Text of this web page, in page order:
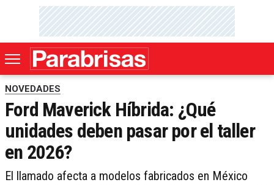
NOVEDADES
Ford Maverick Híbrida: ¿Qué
unidades deben pasar por el taller
en 2026?
El llamado afecta a modelos fabricados en México